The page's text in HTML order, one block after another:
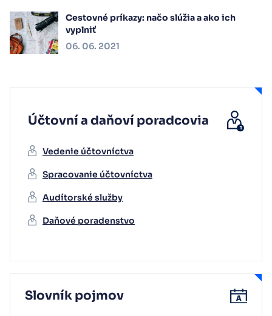
Cestovné príkazy: načo slúžia a ako ich
vyplniť
06. 06. 2021
Účtovní a daňoví poradcovia
Vedenie účtovníctva
Spracovanie účtovníctva
Audítorské služby
Daňové poradenstvo
Slovník pojmov